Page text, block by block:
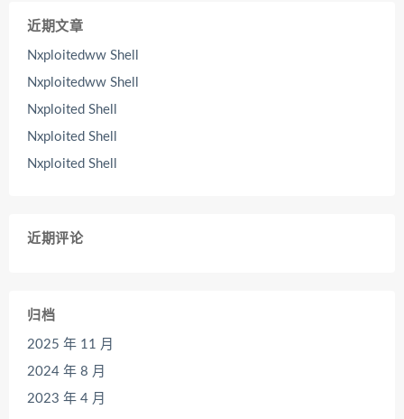
近期文章
Nxploitedww Shell
Nxploitedww Shell
Nxploited Shell
Nxploited Shell
Nxploited Shell
近期评论
归档
2025 年 11 月
2024 年 8 月
2023 年 4 月